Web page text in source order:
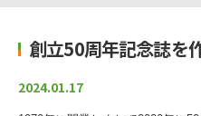
創立50周年記念誌を
2024.01.17